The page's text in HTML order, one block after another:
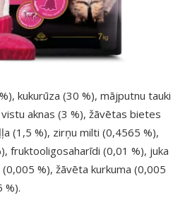
kukurūza (30 %), mājputnu tauki
aknas (3 %), žāvētas bietes
(1,5 %), zirņu milti (0,4565 %),
fruktooligosaharīdi (0,01 %), juka
%), žāvēta kurkuma (0,005
%).